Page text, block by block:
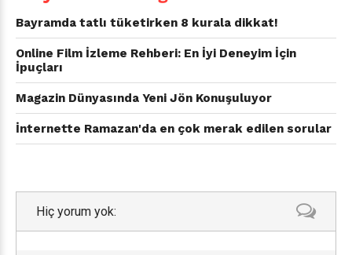
Bayramda tatlı tüketirken 8 kurala dikkat!
Online Film İzleme Rehberi: En İyi Deneyim İçin
İpuçları
Magazin Dünyasında Yeni Jön Konuşuluyor
İnternette Ramazan'da en çok merak edilen sorular
Hiç yorum yok: